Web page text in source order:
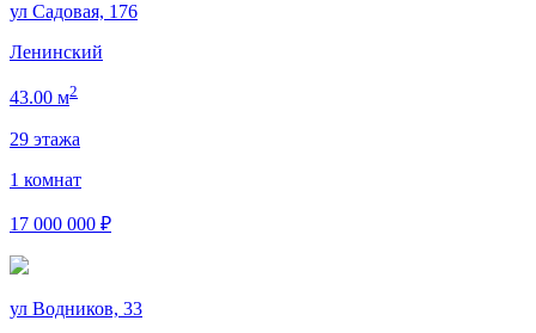
ул Садовая, 176
Ленинский
43.00 м2
29 этажа
1 комнат
17 000 000 ₽
ул Водников, 33